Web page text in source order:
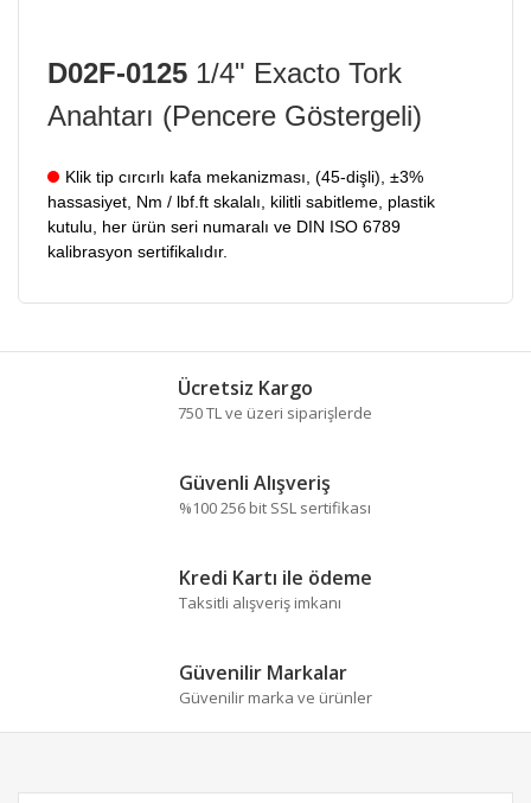
D02F-0125 1/4" Exacto Tork
Anahtarı (Pencere Göstergeli)
Klik tip cırcırlı kafa mekanizması, (45-dişli), ±3%
hassasiyet, Nm / lbf.ft skalalı, kilitli sabitleme, plastik
kutulu, her ürün seri numaralı ve DIN ISO 6789
kalibrasyon sertifikalıdır.
Bu ürüne ilk yorumu siz yapın!
formunu kullanarak tarafımıza iletebilirsiniz.
Görüş ve önerileriniz için teşekkür ederiz.
Ürün açıklamasında eksik bilgiler bulunuyor.
Ürün fiyatı diğer sitelerden daha pahalı.
Bu ürüne benzer farklı alternatifler olmalı.
Ücretsiz Kargo
750 TL ve üzeri siparişlerde
Güvenli Alışveriş
%100 256 bit SSL sertifikası
Kredi Kartı ile ödeme
Taksitli alışveriş imkanı
Güvenilir Markalar
Güvenilir marka ve ürünler